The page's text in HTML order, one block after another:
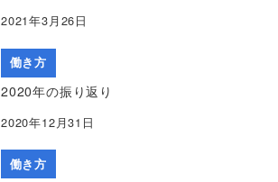
2021年3月26日
働き方
2020年の振り返り
2020年12月31日
働き方